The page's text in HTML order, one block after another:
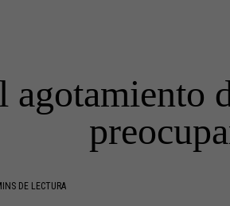
agotamiento
DE LECTURA